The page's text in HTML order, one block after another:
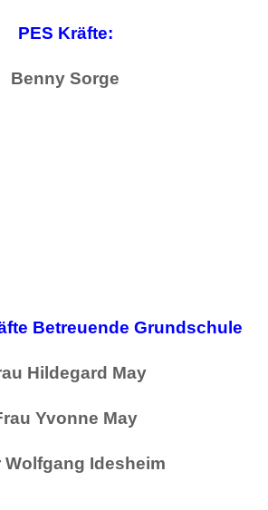
PES Kräfte:
Benny Sorge
Betreuende Grundschule
Hildegard May
Yvonne May
Wolfgang Idesheim